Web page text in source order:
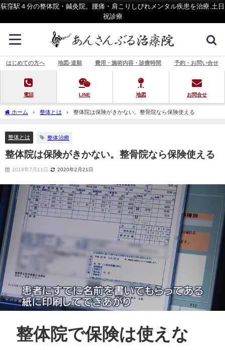
荻窪駅４分の整体院・鍼灸院。腰痛・肩こりしびれメンタル疾患を治療.土日
祝診療
はじめての方へ 地図-道順 費用・施術内容・診療時間 予約・お問い合せ
電話 LINE 地図 お問合せ
ホーム 整体とは 整体院は保険がきかない。整骨院なら保険使える
整体とは 整体治療
整体院は保険がきかない。整骨院なら保険使える
2019年7月11日 2020年2月21日
整体院で保険は使えな